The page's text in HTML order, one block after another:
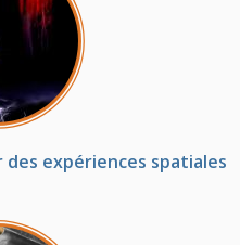
expériences spatiales